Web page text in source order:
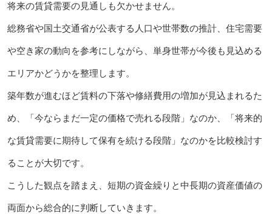
将来の賃貸需要の見通しも欠かせません。
総務省や国土交通省が公表する人口や世帯数の推計、住宅需要
や空き家の動向を参考にしながら、単身世帯が今後も見込める
エリアかどうかを整理します。
築年数が進むほど賃料の下落や修繕費用の増加が見込まれるた
め、「今ならまだ一定の価格で売れる段階」なのか、「将来的
な賃貸需要に期待して保有を続ける段階」なのかを比較検討す
ることが大切です。
こうした観点を踏まえ、短期の資金繰りと中長期の資産価値の
両面から総合的に判断していきます。